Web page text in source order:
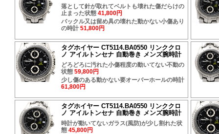
落として針が取れてベルトも壊れた傷だらけの
止まった状態 41,800円
バックル又は留め具の壊れた動かない小傷あり
の時計 51,800円
タグホイヤー CT5114.BA0550 リンククロ
ノ アイルトンセナ 自動巻き メンズ腕時計
どろどろに汚れた小傷程度の動いてない不動の
状態 59,800円
少し傷のある動かない要オーバーホールの時計
61,800円
タグホイヤー CT5114.BA0550 リンククロ
ノ アイルトンセナ 自動巻き メンズ腕時計
時計が動いてないガラス(風防)が少し割れた状
態 45,800円